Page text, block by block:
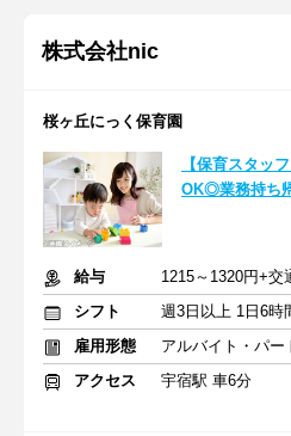
株式会社nic
桜ヶ丘にっく保育園
【保育スタッ
OK◎業務持ち
給与
1215～1320円+交
シフト
週3日以上 1日6時
雇用形態
アルバイト・パー
アクセス
宇宿駅 車6分